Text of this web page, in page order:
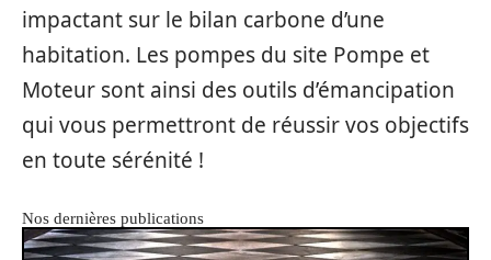
impactant sur le bilan carbone d’une
habitation. Les pompes du site Pompe et
Moteur sont ainsi des outils d’émancipation
qui vous permettront de réussir vos objectifs
en toute sérénité !
Nos dernières publications